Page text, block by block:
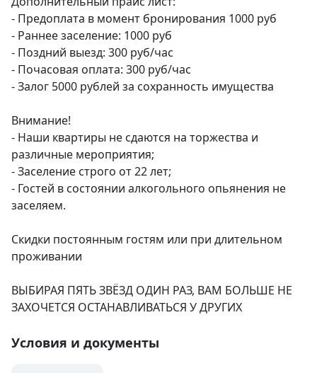
- Предоплата в момент бронирования 1000 руб
- Раннее заселение: 1000 руб
- Поздний выезд: 300 руб/час
- Почасовая оплата: 300 руб/час
- Залог 5000 рублей за сохранность имущества
Внимание!
- Наши квартиры не сдаются на торжества и
различные мероприятия;
- Заселение строго от 22 лет;
- Гостей в состоянии алкогольного опьянения не
заселяем.
Скидки постоянным гостям или при длительном
проживании
ВЫБИРАЯ ПЯТЬ ЗВЁЗД ОДИН РАЗ, ВАМ БОЛЬШЕ НЕ
ЗАХОЧЕТСЯ ОСТАНАВЛИВАТЬСЯ У ДРУГИХ
Условия и документы